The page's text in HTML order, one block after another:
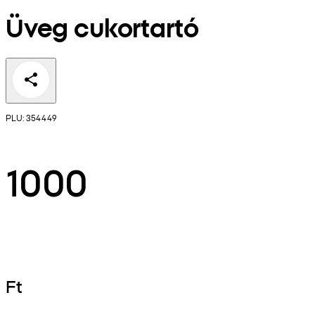
Üveg cukortartó
PLU: 354449
1000
Ft